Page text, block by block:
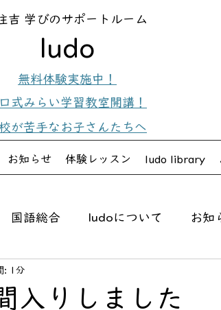
吉 学びのサポートルーム
ludo
無料体験実施中！
式みらい学習教室開講！
が苦手なお子さんたちへ
お知らせ 体験レッスン ludo library
国語総合 ludoについて お知
クス
入りしました
: 1分